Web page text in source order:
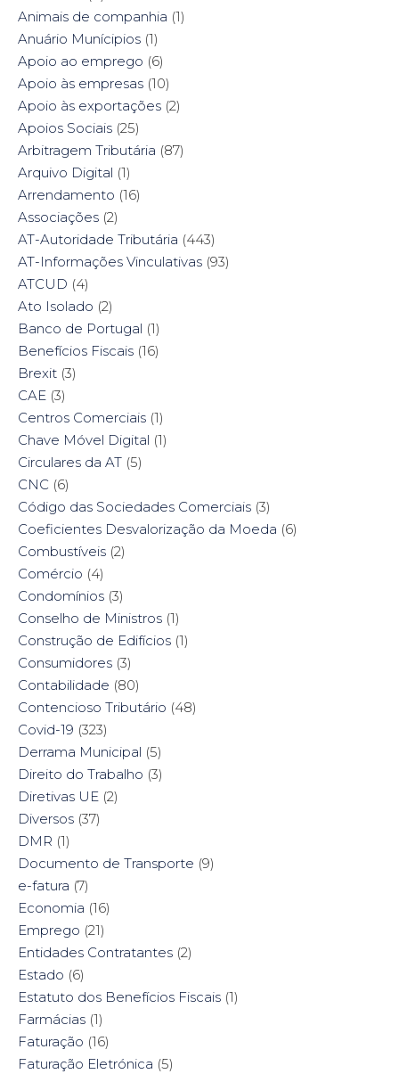
n
e
w
w
i
n
d
o
w
)
e
w
w
i
n
d
o
w
)
n
n
n
d
o
w
Animais de companhia (1)
Anuário Munícipios (1)
Apoio ao emprego (6)
Apoio às empresas (10)
Apoio às exportações (2)
Apoios Sociais (25)
Arbitragem Tributária (87)
Arquivo Digital (1)
Arrendamento (16)
Associações (2)
AT-Autoridade Tributária (443)
AT-Informações Vinculativas (93)
ATCUD (4)
Ato Isolado (2)
Banco de Portugal (1)
Benefícios Fiscais (16)
Brexit (3)
CAE (3)
Centros Comerciais (1)
Chave Móvel Digital (1)
Circulares da AT (5)
CNC (6)
Código das Sociedades Comerciais (3)
Coeficientes Desvalorização da Moeda (6)
Combustíveis (2)
Comércio (4)
Condomínios (3)
Conselho de Ministros (1)
Construção de Edifícios (1)
Consumidores (3)
Contabilidade (80)
Contencioso Tributário (48)
Covid-19 (323)
Derrama Municipal (5)
Direito do Trabalho (3)
Diretivas UE (2)
Diversos (37)
DMR (1)
Documento de Transporte (9)
e-fatura (7)
Economia (16)
Emprego (21)
Entidades Contratantes (2)
Estado (6)
Estatuto dos Benefícios Fiscais (1)
Farmácias (1)
Faturação (16)
Faturação Eletrónica (5)